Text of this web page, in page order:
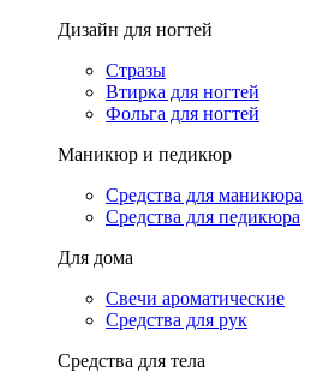
Дизайн для ногтей
Стразы
Втирка для ногтей
Фольга для ногтей
Маникюр и педикюр
Средства для маникюра
Средства для педикюра
Для дома
Свечи ароматические
Средства для рук
Средства для тела